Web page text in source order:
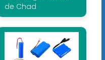
de Chad